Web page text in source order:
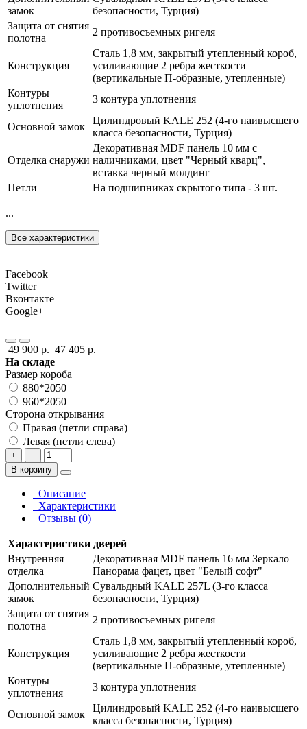
замок
безопасности, Турция)
Защита от снятия
полотна
2 противосъемных ригеля
Конструкция
Сталь 1,8 мм, закрытый утепленный короб,
усиливающие 2 ребра жесткости
(вертикальные П-образные, утепленные)
Контуры
уплотнения
3 контура уплотнения
Основной замок
Цилиндровый KALE 252 (4-го наивысшего
класса безопасности, Турция)
Отделка снаружи
Декоративная MDF панель 10 мм с
наличниками, цвет "Черный кварц",
вставка черный молдинг
Петли
На подшипниках скрытого типа - 3 шт.
...
Все характеристики
Facebook
Twitter
Вконтакте
Google+
49 900 р. 47 405 р.
На складе
Размер короба
880*2050
960*2050
Сторона открывания
Правая (петли справа)
Левая (петли слева)
+
−
В корзину
Описание
Характеристики
Отзывы (0)
Характеристики дверей
Внутренняя
отделка
Декоративная MDF панель 16 мм Зеркало
Панорама фацет, цвет "Белый софт"
Дополнительный
замок
Сувальдный KALE 257L (3-го класса
безопасности, Турция)
Защита от снятия
полотна
2 противосъемных ригеля
Конструкция
Сталь 1,8 мм, закрытый утепленный короб,
усиливающие 2 ребра жесткости
(вертикальные П-образные, утепленные)
Контуры
уплотнения
3 контура уплотнения
Основной замок
Цилиндровый KALE 252 (4-го наивысшего
класса безопасности, Турция)